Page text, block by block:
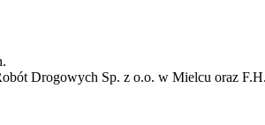
Drogowych Sp. z o.o. w Mielcu oraz